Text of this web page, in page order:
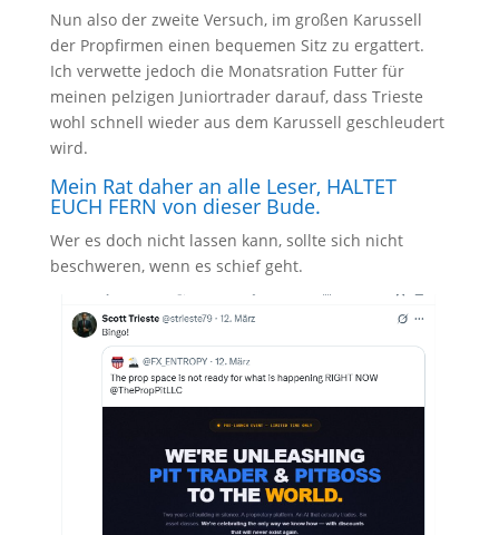
Nun also der zweite Versuch, im großen Karussell
der Propfirmen einen bequemen Sitz zu ergattert.
Ich verwette jedoch die Monatsration Futter für
meinen pelzigen Juniortrader darauf, dass Trieste
wohl schnell wieder aus dem Karussell geschleudert
wird.
Mein Rat daher an alle Leser, HALTET
EUCH FERN von dieser Bude.
Wer es doch nicht lassen kann, sollte sich nicht
beschweren, wenn es schief geht.